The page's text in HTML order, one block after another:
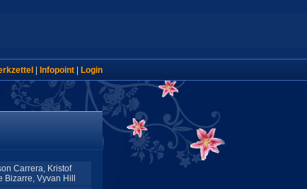
Infopoint| Login
Carrera, Kristof
Vyvan Hill